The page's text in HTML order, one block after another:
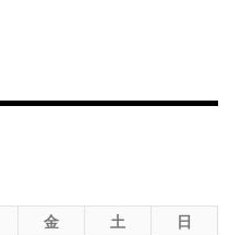
金 土
日